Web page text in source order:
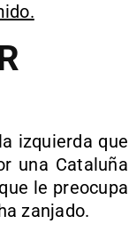
izquierda que
una Cataluña
le preocupa
zanjado.